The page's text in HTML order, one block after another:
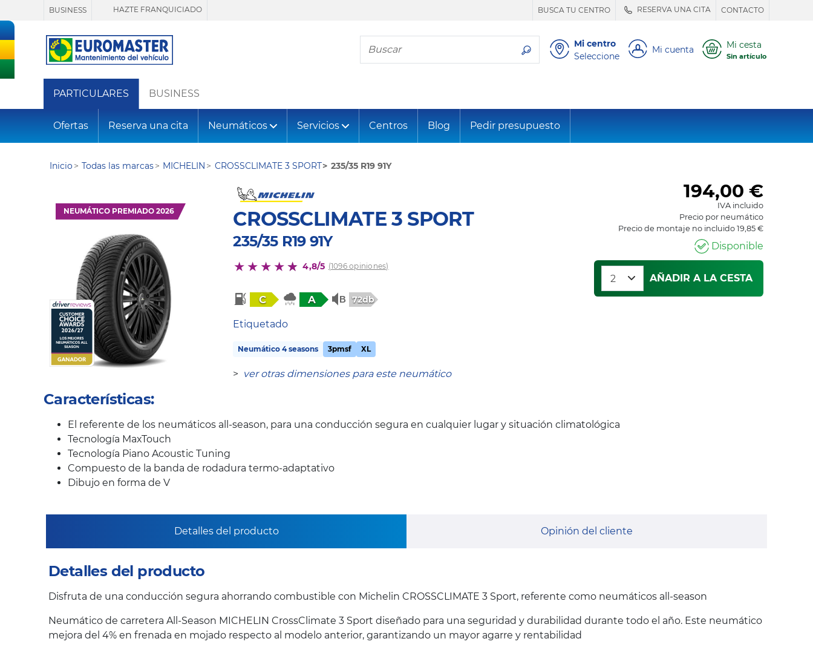
BUSINESS HAZTE FRANQUICIADO BUSCA TU CENTRO RESERVA UNA CITA CONTACTO
Busca tu neumático
Mi centro
Seleccione
Mi cuenta Mi cesta
Sin artículo
PARTICULARES BUSINESS
Ofertas Reserva una cita Neumáticos Servicios Centros Blog Pedir presupuesto
Inicio Todas las marcas MICHELIN CROSSCLIMATE 3 SPORT 235/35 R19 91Y
NEUMÁTICO PREMIADO 2026 CROSSCLIMATE 3 SPORT
235/35 R19 91Y
4,8/5 (1096 opiniones)
C A 72db
Etiquetado
Neumático 4 seasons 3pmsf XL
> ver otras dimensiones para este neumático
194,00 €
IVA incluido
Precio por neumático
Precio de montaje no incluido 19,85 €
Disponible
AÑADIR A LA CESTA
Características:
El referente de los neumáticos all-season, para una conducción segura en cualquier lugar y situación climatológica
Tecnología MaxTouch
Tecnología Piano Acoustic Tuning
Compuesto de la banda de rodadura termo-adaptativo
Dibujo en forma de V
Detalles del producto Opinión del cliente
Detalles del producto
Disfruta de una conducción segura ahorrando combustible con Michelin CROSSCLIMATE 3 Sport, referente como neumáticos all-season
Neumático de carretera All-Season MICHELIN CrossClimate 3 Sport diseñado para una seguridad y durabilidad durante todo el año. Este neumático
mejora del 4% en frenada en mojado respecto al modelo anterior, garantizando un mayor agarre y rentabilidad